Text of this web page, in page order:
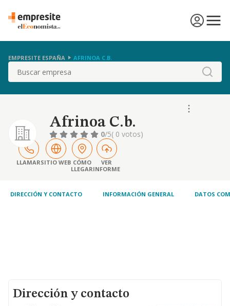
EMPRESITE ESPAÑA AFRINOA C.B.
Buscar
Afrinoa C.b.
0/5( 0 votos)
LLAMARSITIO WEB CÓMO
LLEGAR
VER
INFORME
DIRECCIÓN Y CONTACTO INFORMACIÓN GENERAL DATOS
Dirección y contacto